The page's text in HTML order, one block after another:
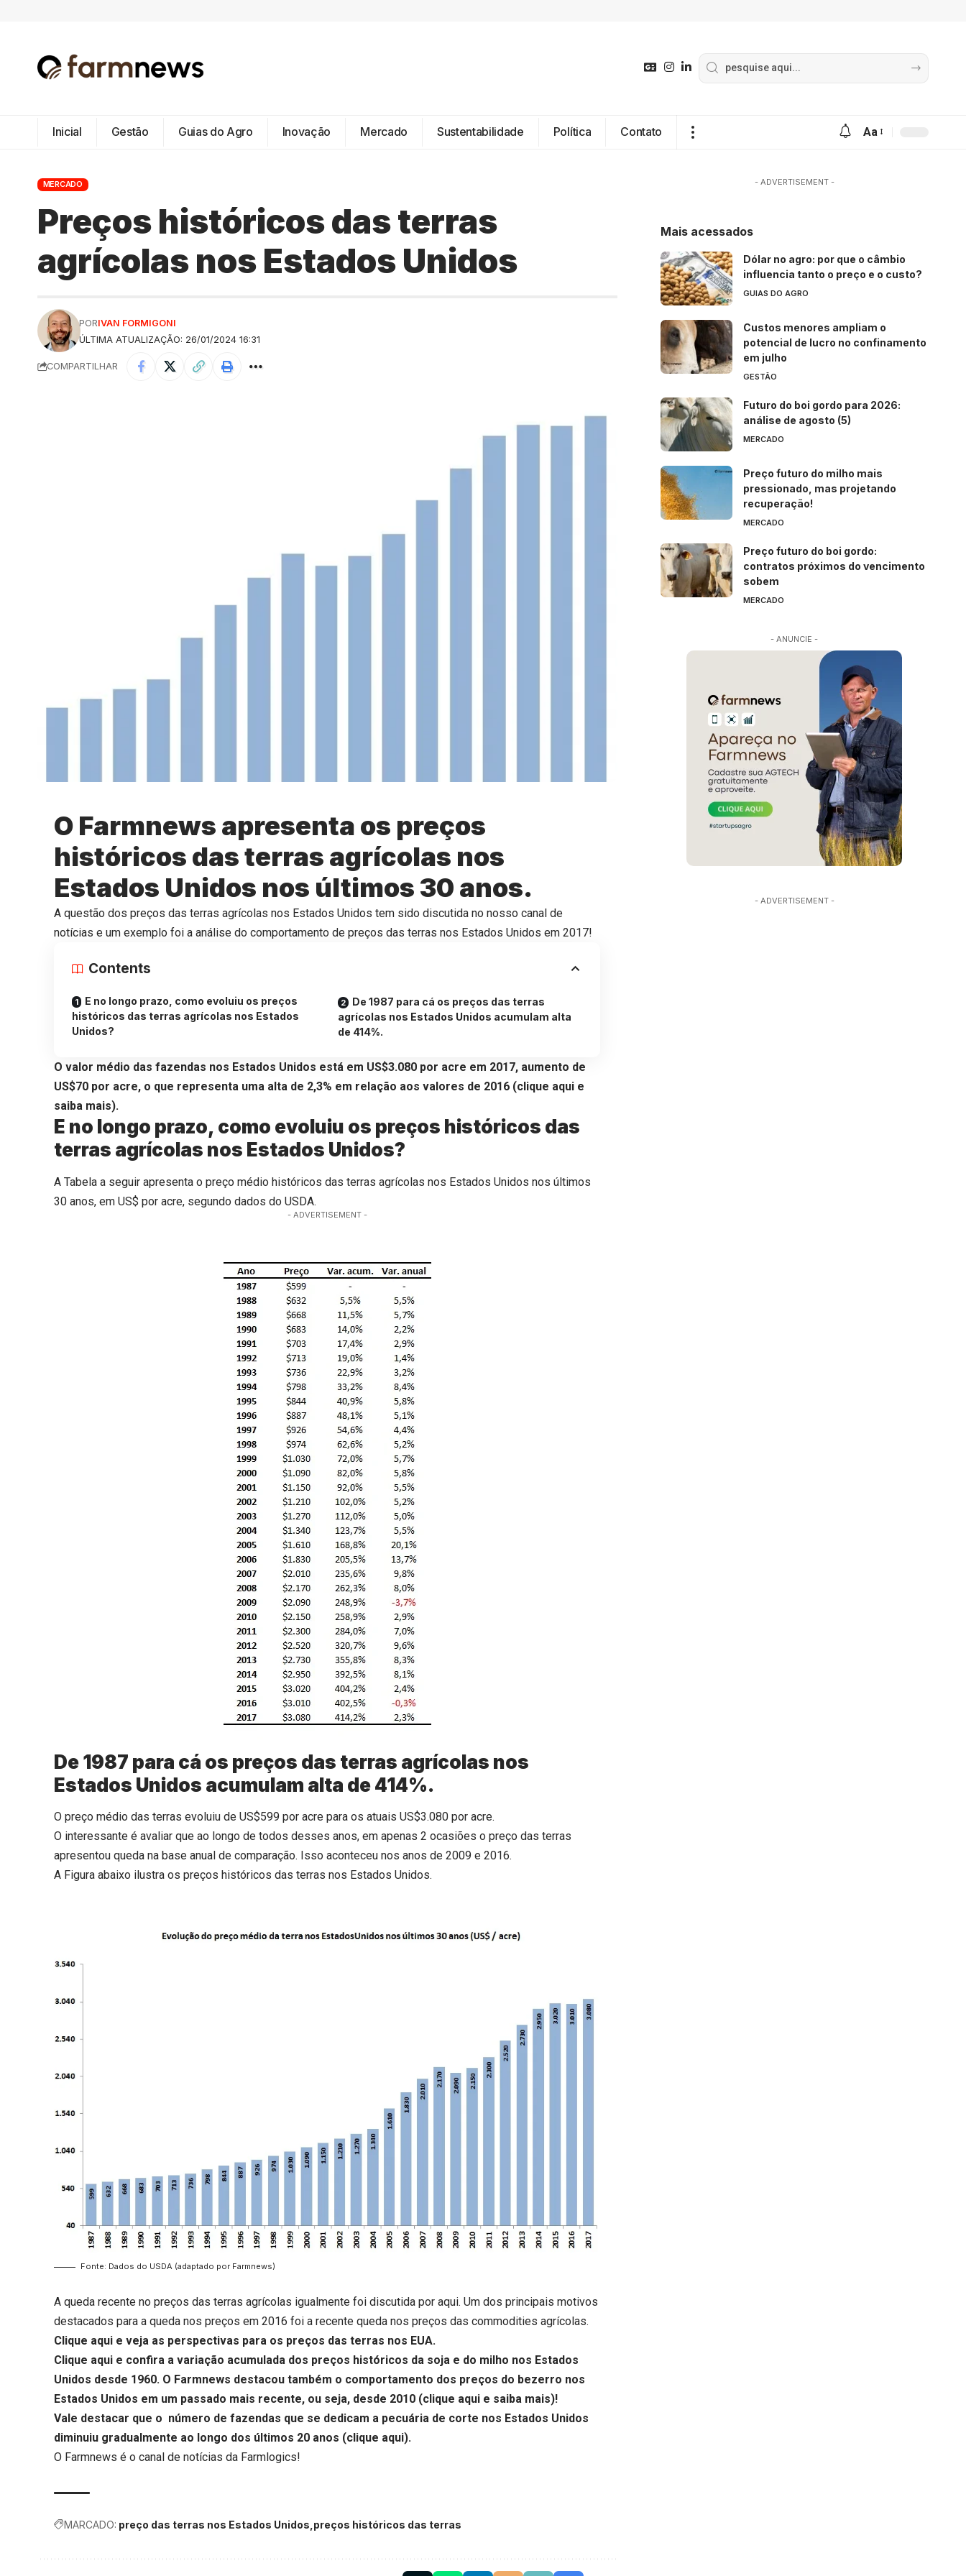
Inicial Gestão Guias do Agro Inovação Mercado Sustentabilidade Política Contato Aa
MERCADO
Preços históricos das terras
agrícolas nos Estados Unidos
ÚLTIMA ATUALIZAÇÃO: 26/01/2024 16:31
PORIVAN FORMIGONI
COMPARTILHAR
O Farmnews apresenta os preços
históricos das terras agrícolas nos
Estados Unidos nos últimos 30 anos.
A questão dos preços das terras agrícolas nos Estados Unidos tem sido discutida no nosso canal de
notícias e um exemplo foi a análise do comportamento de preços das terras nos Estados Unidos em 2017!
Contents
E no longo prazo, como evoluiu os preços
históricos das terras agrícolas nos Estados
Unidos?
De 1987 para cá os preços das terras
agrícolas nos Estados Unidos acumulam alta
de 414%.
O valor médio das fazendas nos Estados Unidos está em US$3.080 por acre em 2017, aumento de
US$70 por acre, o que representa uma alta de 2,3% em relação aos valores de 2016 (clique aqui e
saiba mais).
E no longo prazo, como evoluiu os preços históricos das
terras agrícolas nos Estados Unidos?
A Tabela a seguir apresenta o preço médio históricos das terras agrícolas nos Estados Unidos nos últimos
30 anos, em US$ por acre, segundo dados do USDA.
- ADVERTISEMENT -
De 1987 para cá os preços das terras agrícolas nos
Estados Unidos acumulam alta de 414%.
O preço médio das terras evoluiu de US$599 por acre para os atuais US$3.080 por acre.
O interessante é avaliar que ao longo de todos desses anos, em apenas 2 ocasiões o preço das terras
apresentou queda na base anual de comparação. Isso aconteceu nos anos de 2009 e 2016.
A Figura abaixo ilustra os preços históricos das terras nos Estados Unidos.
Fonte: Dados do USDA (adaptado por Farmnews)
A queda recente no preços das terras agrícolas igualmente foi discutida por aqui. Um dos principais motivos
destacados para a queda nos preços em 2016 foi a recente queda nos preços das commodities agrícolas.
Clique aqui e veja as perspectivas para os preços das terras nos EUA.
Clique aqui e confira a variação acumulada dos preços históricos da soja e do milho nos Estados
Unidos desde 1960. O Farmnews destacou também o comportamento dos preços do bezerro nos
Estados Unidos em um passado mais recente, ou seja, desde 2010 (clique aqui e saiba mais)!
Vale destacar que o número de fazendas que se dedicam a pecuária de corte nos Estados Unidos
diminuiu gradualmente ao longo dos últimos 20 anos (clique aqui).
O Farmnews é o canal de notícias da Farmlogics!
MARCADO: preço das terras nos Estados Unidos preços históricos das terras
- ADVERTISEMENT -
Mais acessados
Dólar no agro: por que o câmbio
influencia tanto o preço e o custo?
GUIAS DO AGRO
Custos menores ampliam o
potencial de lucro no confinamento
em julho
GESTÃO
Futuro do boi gordo para 2026:
análise de agosto (5)
MERCADO
Preço futuro do milho mais
pressionado, mas projetando
recuperação!
MERCADO
Preço futuro do boi gordo:
contratos próximos do vencimento
sobem
MERCADO
- ANUNCIE -
- ADVERTISEMENT -